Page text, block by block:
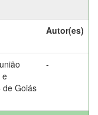
Autor(es)
e
de Goiás
-